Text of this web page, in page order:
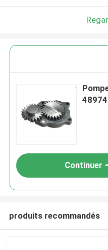
Continuer
produits recommandés